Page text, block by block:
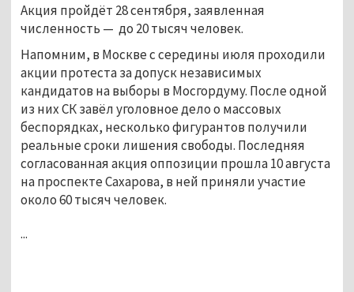
Акция пройдёт 28 сентября, заявленная
численность — до 20 тысяч человек.
Напомним, в Москве с середины июля проходили
акции протеста за допуск независимых
кандидатов на выборы в Мосгордуму. После одной
из них СК завёл уголовное дело о массовых
беспорядках, несколько фигурантов получили
реальные сроки лишения свободы. Последняя
согласованная акция оппозиции прошла 10 августа
на проспекте Сахарова, в ней приняли участие
около 60 тысяч человек.
...